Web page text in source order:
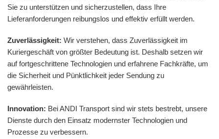
Sie zu unterstützen und sicherzustellen, dass Ihre
Lieferanforderungen reibungslos und effektiv erfüllt werden.
Zuverlässigkeit: Wir verstehen, dass Zuverlässigkeit im
Kuriergeschäft von größter Bedeutung ist. Deshalb setzen wir
auf fortgeschrittene Technologien und erfahrene Fachkräfte, um
die Sicherheit und Pünktlichkeit jeder Sendung zu
gewährleisten.
Innovation: Bei ANDI Transport sind wir stets bestrebt, unsere
Dienste durch den Einsatz modernster Technologien und
Prozesse zu verbessern.